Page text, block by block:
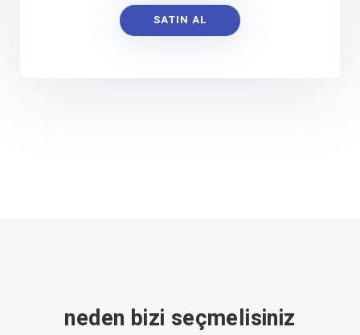
SATIN AL
neden bizi seçmelisiniz